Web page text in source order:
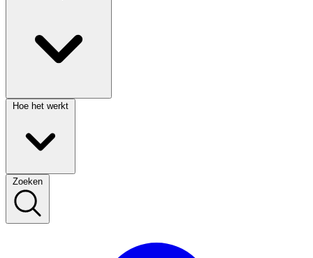
Hoe het werkt
Zoeken